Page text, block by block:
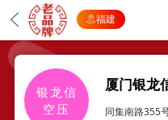
福建
银龙信
空压
厦门银龙
同集南路355